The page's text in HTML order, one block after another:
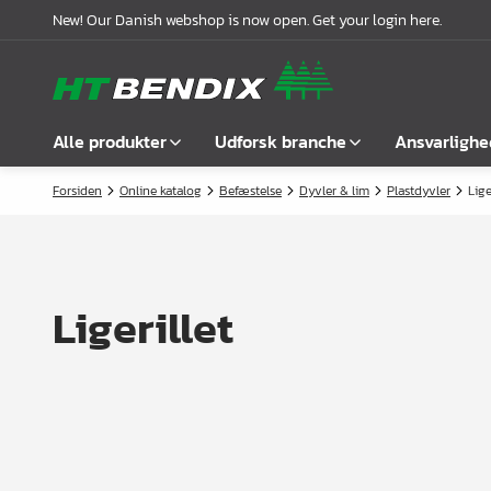
New! Our Danish webshop is now open. Get your login here.
Alle produkter
Vis alle
Låse
Udforsk branche
Møbelindustrien
Garderobeløsninger
Om os
Compliance
Forsiden Online katalog Befæstelse Dyvler & lim Plastdyvler
Ligerillet